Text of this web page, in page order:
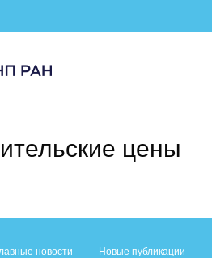
цены
новости Новые публикации